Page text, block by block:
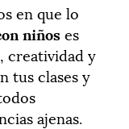
en que lo
niñoses
creatividad y
tus clases y
ajenas.